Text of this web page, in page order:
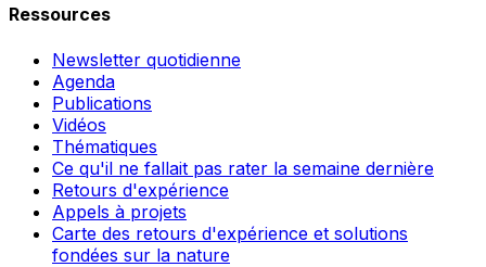
Ressources
Newsletter quotidienne
Agenda
Publications
Vidéos
Thématiques
Ce qu'il ne fallait pas rater la semaine dernière
Retours d'expérience
Appels à projets
Carte des retours d'expérience et solutions
fondées sur la nature